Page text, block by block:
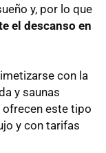
y, por lo que
el descanso en
con la
y saunas
este tipo
y con tarifas